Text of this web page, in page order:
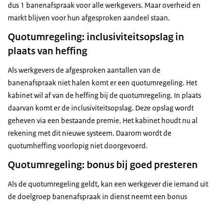
dus 1 banenafspraak voor alle werkgevers. Maar overheid en
markt blijven voor hun afgesproken aandeel staan.
Quotumregeling: inclusiviteitsopslag in
plaats van heffing
Als werkgevers de afgesproken aantallen van de
banenafspraak niet halen komt er een quotumregeling. Het
kabinet wil af van de heffing bij de quotumregeling. In plaats
daarvan komt er de inclusiviteitsopslag. Deze opslag wordt
geheven via een bestaande premie. Het kabinet houdt nu al
rekening met dit nieuwe systeem. Daarom wordt de
quotumheffing voorlopig niet doorgevoerd.
Quotumregeling: bonus bij goed presteren
Als de quotumregeling geldt, kan een werkgever die iemand uit
de doelgroep banenafspraak in dienst neemt een bonus